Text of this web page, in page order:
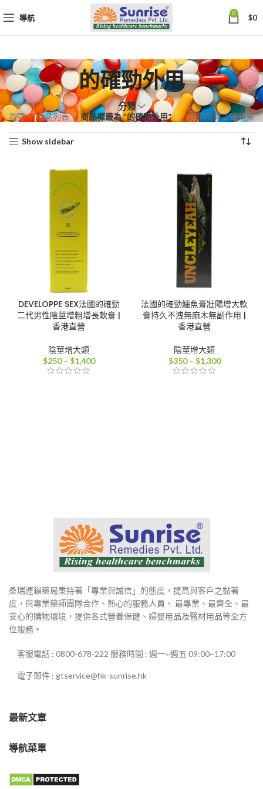
導航 0 $0
的確勁外用
分類
首頁 商品列表 商品標籤為 “的確勁外用” 顯示所有 2 筆結果依
Show sidebar
DEVELOPPE SEX法國的確勁
二代男性陰莖增粗增長軟膏 |
香港直營
陰莖增大類
$250 – $1,400價
法國的確勁鱷魚膏壯陽增大軟
膏持久不洩無麻木無副作用 |
香港直營
陰莖增大類
$350 – $1,300價
桑瑞連鎖藥局秉持著「專業與誠信」的態度，提高與客戶之黏著
度，與專業藥師團隊合作、熱心的服務人員、 最專業、最齊全、最
安心的購物環境，提供各式營養保健、婦嬰用品及醫材用品等全方
位服務。
客服電話 : 0800-678-222 服務時間 : 週一~週五 09:00~17:00
電子郵件 : gtservice@hk-sunrise.hk
最新文章
導航菜單